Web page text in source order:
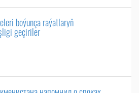
boýunça raýatlaryň
geçiriler